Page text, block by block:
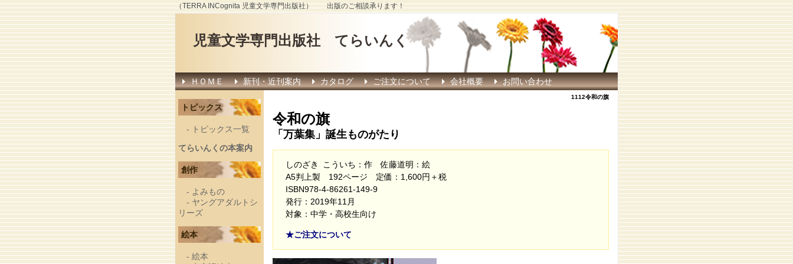
（TERRA INCognita 児童文学専門出版社） 出版のご相談承ります！
児童文学専門出版社 てらいんく
ＨＯＭＥ 新刊・近刊案内 カタログ ご注文について 会社概要 お問い合わせ
1112令和の旗
令和の旗
「万葉集」誕生ものがたり
しのざき こういち：作 佐藤道明：絵
A5判上製 192ページ 定価：1,600円＋税
ISBN978-4-86261-149-9
発行：2019年11月
対象：中学・高校生向け
★ご注文について
トピックス
-
トピックス一覧
てらいんくの本案内
創作
- よみもの
- ヤングアダルトシ
リーズ
絵本
- 絵本